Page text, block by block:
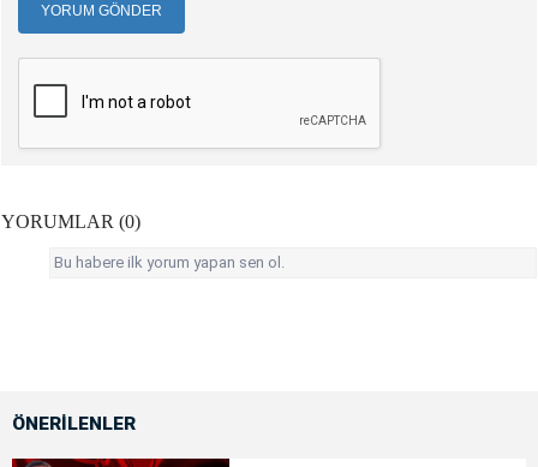
YORUM GÖNDER
YORUMLAR (0)
Bu habere ilk yorum yapan sen ol.
ÖNERİLENLER